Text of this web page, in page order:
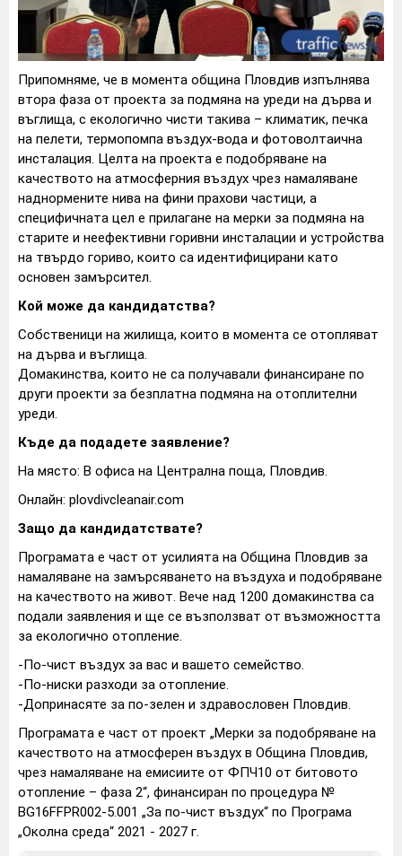
Припомняме, че в момента община Пловдив изпълнява
втора фаза от проекта за подмяна на уреди на дърва и
въглища, с екологично чисти такива – климатик, печка
на пелети, термопомпа въздух-вода и фотоволтаична
инсталация. Целта на проекта е подобряване на
качеството на атмосферния въздух чрез намаляване
наднормените нива на фини прахови частици, а
специфичната цел е прилагане на мерки за подмяна на
старите и неефективни горивни инсталации и устройства
на твърдо гориво, които са идентифицирани като
основен замърсител.
Кой може да кандидатства?
Собственици на жилища, които в момента се отопляват
на дърва и въглища.
Домакинства, които не са получавали финансиране по
други проекти за безплатна подмяна на отоплителни
уреди.
Къде да подадете заявление?
На място: В офиса на Централна поща, Пловдив.
Онлайн: plovdivcleanair.com
Защо да кандидатствате?
Програмата е част от усилията на Община Пловдив за
намаляване на замърсяването на въздуха и подобряване
на качеството на живот. Вече над 1200 домакинства са
подали заявления и ще се възползват от възможността
за екологично отопление.
-По-чист въздух за вас и вашето семейство.
-По-ниски разходи за отопление.
-Допринасяте за по-зелен и здравословен Пловдив.
Програмата е част от проект „Мерки за подобряване на
качеството на атмосферен въздух в Община Пловдив,
чрез намаляване на емисиите от ФПЧ10 от битовото
отопление – фаза 2“, финансиран по процедура №
BG16FFPR002-5.001 „За по-чист въздух“ по Програма
„Околна среда“ 2021 - 2027 г.